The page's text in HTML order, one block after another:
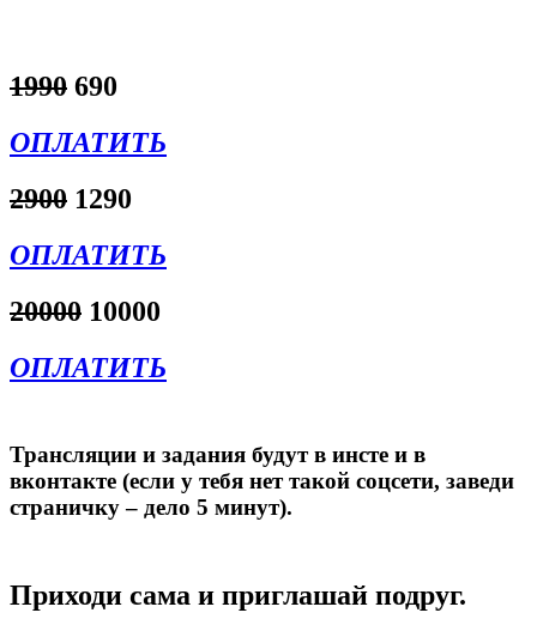
1990 690
ОПЛАТИТЬ
2900 1290
ОПЛАТИТЬ
20000 10000
ОПЛАТИТЬ
Трансляции и задания будут в инсте и в
вконтакте (если у тебя нет такой соцсети, заведи
страничку – дело 5 минут).
Приходи сама и приглашай подруг.